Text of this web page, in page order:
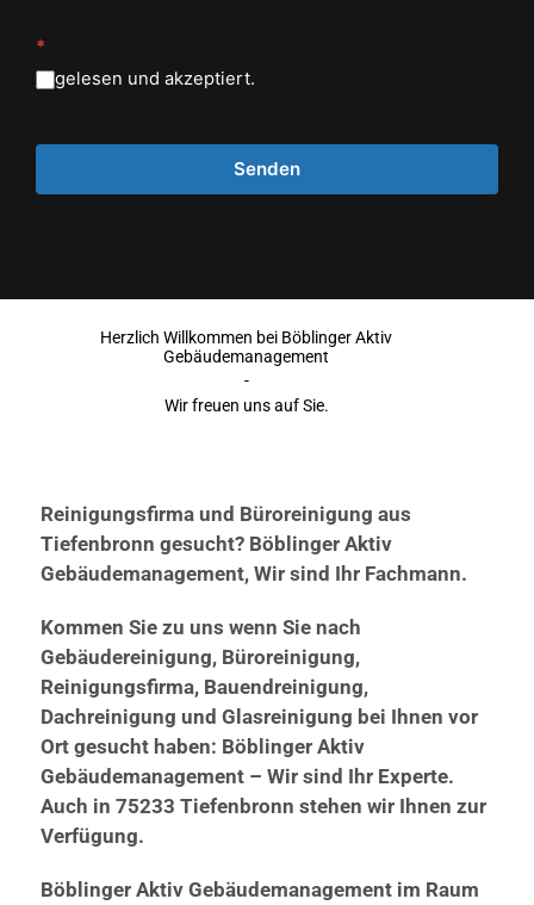
*
gelesen und akzeptiert.
Herzlich Willkommen bei Böblinger Aktiv
Gebäudemanagement
-
Wir freuen uns auf Sie.
Reinigungsfirma und Büroreinigung aus
Tiefenbronn gesucht? Böblinger Aktiv
Gebäudemanagement, Wir sind Ihr Fachmann.
Kommen Sie zu uns wenn Sie nach
Gebäudereinigung, Büroreinigung,
Reinigungsfirma, Bauendreinigung,
Dachreinigung und Glasreinigung bei Ihnen vor
Ort gesucht haben: Böblinger Aktiv
Gebäudemanagement – Wir sind Ihr Experte.
Auch in 75233 Tiefenbronn stehen wir Ihnen zur
Verfügung.
Böblinger Aktiv Gebäudemanagement im Raum